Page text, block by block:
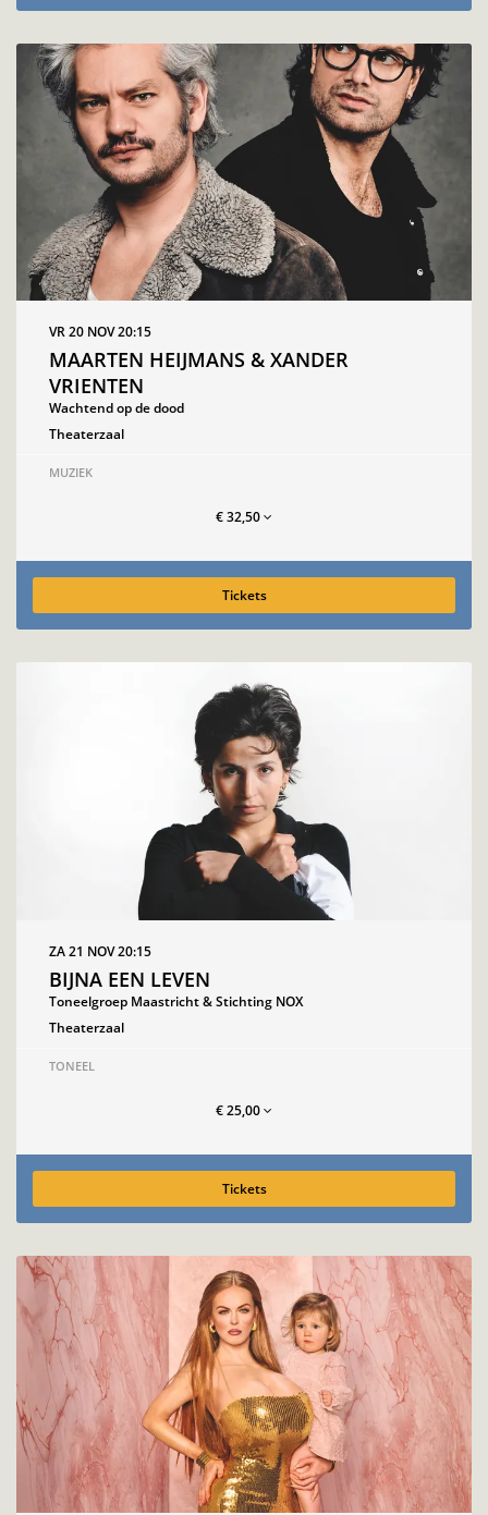
MAARTEN HEIJMANS & XANDER
VRIENTEN
Wachtend op de dood
VR 20 NOV20:15
Theaterzaal
MUZIEK
€ 32,50
Tickets
BIJNA EEN LEVEN
Toneelgroep Maastricht & Stichting NOX
ZA 21 NOV20:15
Theaterzaal
TONEEL
€ 25,00
Tickets